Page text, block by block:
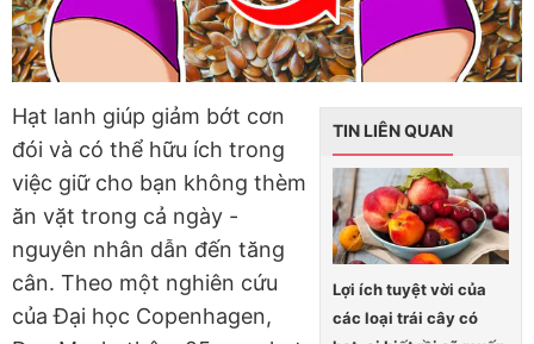
TIN LIÊN QUAN
Lợi ích tuyệt vời của
các loại trái cây có
Hạt lanh giúp giảm bớt cơn
đói và có thể hữu ích trong
việc giữ cho bạn không thèm
ăn vặt trong cả ngày -
nguyên nhân dẫn đến tăng
cân. Theo một nghiên cứu
của Đại học Copenhagen,